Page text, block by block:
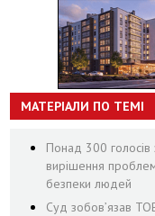
МАТЕРІАЛИ ПО ТЕМІ
Понад 300
вирішення
безпеки людей
Суд зобов’язав